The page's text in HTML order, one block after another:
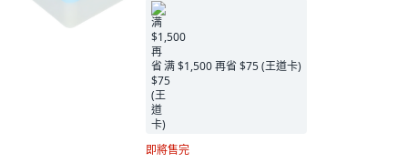
满 $1,500 再省 $75 (王道卡)
即將售完